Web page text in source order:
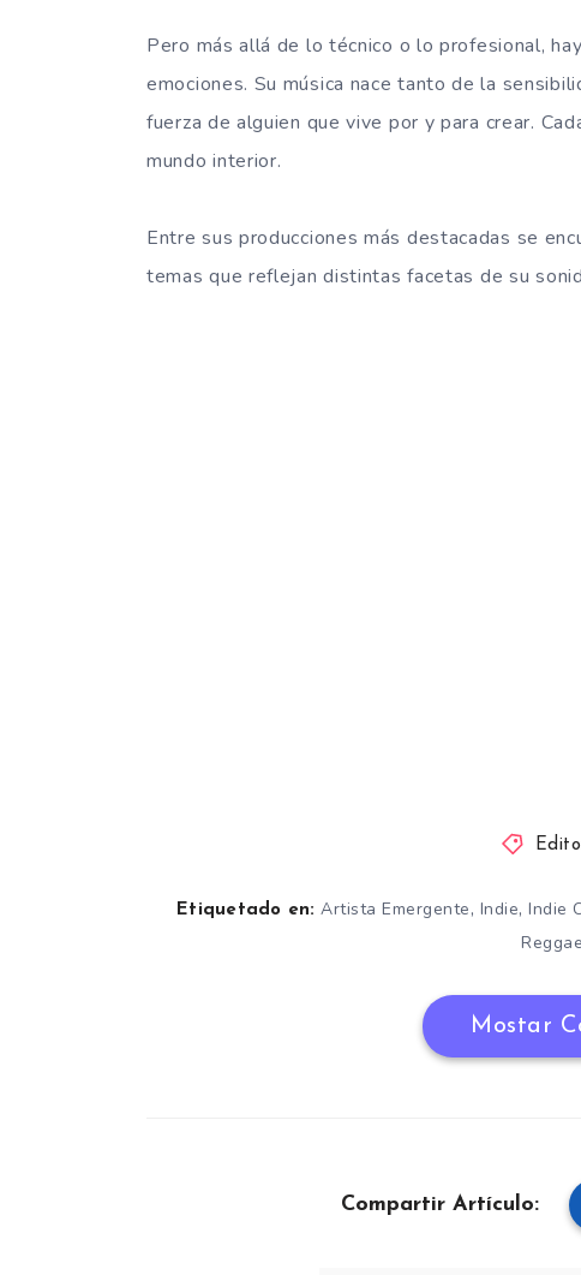
Pero más allá de lo técnico o lo profesional,
emociones. Su música nace tanto de la
fuerza de alguien que vive por y para crear.
mundo interior.
Entre sus producciones más destacadas se
temas que reflejan distintas facetas de su
Etiquetado en: Artista Emergente, Indie, Indie
Mostar
Compartir Artículo: